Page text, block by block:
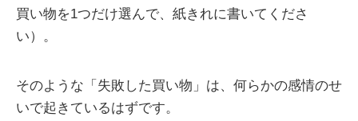
買い物を1つだけ選んで、紙きれに書いてくださ
い）。
そのような「失敗した買い物」は、何らかの感情のせ
いで起きているはずです。